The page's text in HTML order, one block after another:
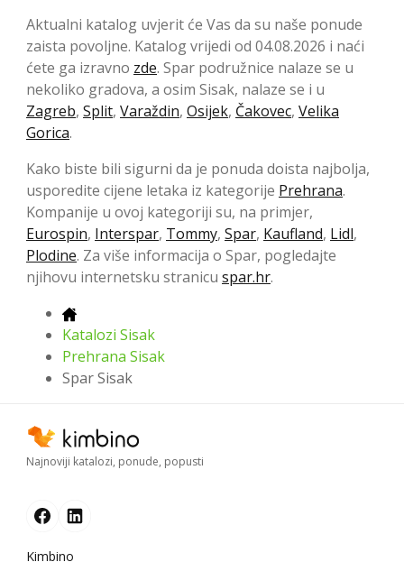
Aktualni katalog uvjerit će Vas da su naše ponude
zaista povoljne. Katalog vrijedi od 04.08.2026 i naći
ćete ga izravno zde. Spar podružnice nalaze se u
nekoliko gradova, a osim Sisak, nalaze se i u
Zagreb, Split, Varaždin, Osijek, Čakovec, Velika
Gorica.
Kako biste bili sigurni da je ponuda doista najbolja,
usporedite cijene letaka iz kategorije Prehrana.
Kompanije u ovoj kategoriji su, na primjer,
Eurospin, Interspar, Tommy, Spar, Kaufland, Lidl,
Plodine. Za više informacija o Spar, pogledajte
njihovu internetsku stranicu spar.hr.
Katalozi Sisak
Prehrana Sisak
Spar Sisak
Najnoviji katalozi, ponude, popusti
Kimbino